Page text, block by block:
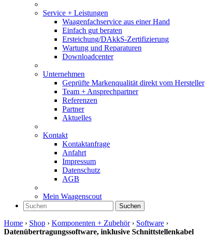
Service + Leistungen
Waagenfachservice aus einer Hand
Einfach gut beraten
Ersteichung/DAkkS-Zertifizierung
Wartung und Reparaturen
Downloadcenter
Unternehmen
Geprüfte Markenqualität direkt vom Hersteller
Team + Ansprechpartner
Referenzen
Partner
Aktuelles
Kontakt
Kontaktanfrage
Anfahrt
Impressum
Datenschutz
AGB
Mein Waagenscout
Suchen
Home › Shop › Komponenten + Zubehör› Software ›
Datenübertragungssoftware, inklusive Schnittstellenkabel